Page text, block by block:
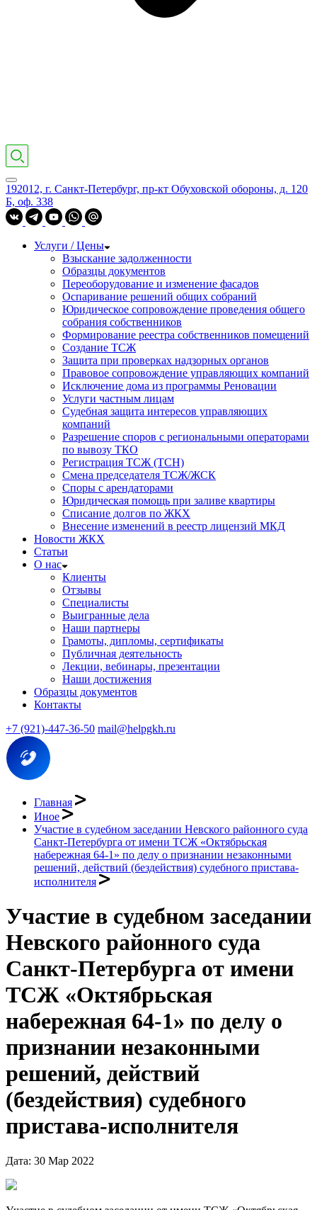
192012, г. Санкт-Петербург, пр-кт Обуховской обороны, д. 120
Б, оф. 338
Услуги / Цены
Взыскание задолженности
Образцы документов
Переоборудование и изменение фасадов
Оспаривание решений общих собраний
Юридическое сопровождение проведения общего
собрания собственников
Формирование реестра собственников помещений
Создание ТСЖ
Защита при проверках надзорных органов
Правовое сопровождение управляющих компаний
Исключение дома из программы Реновации
Услуги частным лицам
Судебная защита интересов управляющих
компаний
Разрешение споров с региональными операторами
по вывозу ТКО
Регистрация ТСЖ (ТСН)
Смена председателя ТСЖ/ЖСК
Споры с арендаторами
Юридическая помощь при заливе квартиры
Списание долгов по ЖКХ
Внесение изменений в реестр лицензий МКД
Новости ЖКХ
Статьи
О нас
Клиенты
Отзывы
Специалисты
Выигранные дела
Наши партнеры
Грамоты, дипломы, сертификаты
Публичная деятельность
Лекции, вебинары, презентации
Наши достижения
Образцы документов
Контакты
+7 (921)-447-36-50 mail@helpgkh.ru
Главная
Иное
Участие в судебном заседании Невского районного суда
Санкт-Петербурга от имени ТСЖ «Октябрьская
набережная 64-1» по делу о признании незаконными
решений, действий (бездействия) судебного пристава-
исполнителя
Участие в судебном заседании
Невского районного суда
Санкт-Петербурга от имени
ТСЖ «Октябрьская
набережная 64-1» по делу о
признании незаконными
решений, действий
(бездействия) судебного
пристава-исполнителя
Дата: 30 Мар 2022